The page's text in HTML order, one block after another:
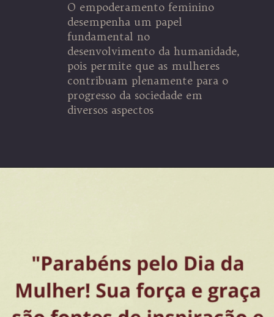
O empoderamento feminino
desempenha um papel
fundamental no
desenvolvimento da humanidade,
pois permite que as mulheres
contribuam plenamente para o
progresso da sociedade em
diversos aspectos